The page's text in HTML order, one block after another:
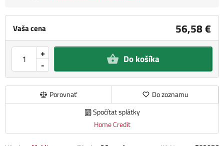
Vaša cena 56,58 €
-
+ Do košíka
Porovnať
Do zoznamu
Spočítat splátky
Home Credit